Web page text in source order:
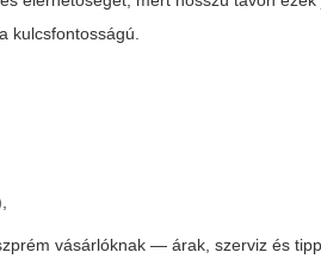
kulcsfontosságú.